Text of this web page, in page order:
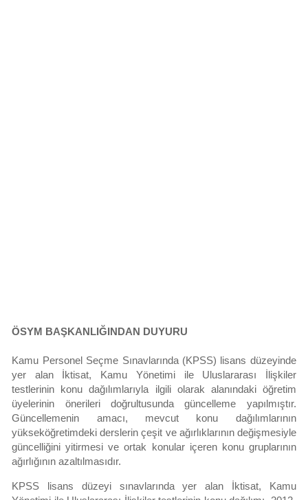
ÖSYM BAŞKANLIĞINDAN DUYURU
Kamu Personel Seçme Sınavlarında (KPSS) lisans düzeyinde
yer alan İktisat, Kamu Yönetimi ile Uluslararası İlişkiler
testlerinin konu dağılımlarıyla ilgili olarak alanındaki öğretim
üyelerinin önerileri doğrultusunda güncelleme yapılmıştır.
Güncellemenin amacı, mevcut konu dağılımlarının
yükseköğretimdeki derslerin çeşit ve ağırlıklarının değişmesiyle
güncelliğini yitirmesi ve ortak konular içeren konu gruplarının
ağırlığının azaltılmasıdır.
KPSS lisans düzeyi sınavlarında yer alan İktisat, Kamu